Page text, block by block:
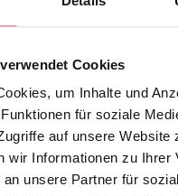
Cookies
um Inhalte und
für soziale
auf unsere Website
wir Informationen zu Ihrer
unsere Partner für